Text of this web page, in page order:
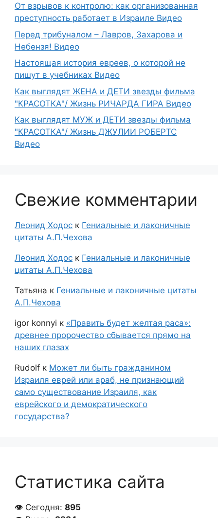
От взрывов к контролю: как организованная
преступность работает в Израиле Видео
Перед трибуналом – Лавров, Захарова и
Небензя! Видео
Настоящая история евреев, о которой не
пишут в учебниках Видео
Как выглядят ЖЕНА и ДЕТИ звезды фильма
"КРАСОТКА"/ Жизнь РИЧАРДА ГИРА Видео
Как выглядят МУЖ и ДЕТИ звезды фильма
"КРАСОТКА"/ Жизнь ДЖУЛИИ РОБЕРТС
Видео
Свежие комментарии
Леонид Ходос к Гениальные и лаконичные
цитаты А.П.Чехова
Леонид Ходос к Гениальные и лаконичные
цитаты А.П.Чехова
Татьяна к Гениальные и лаконичные цитаты
А.П.Чехова
igor konnyi к «Править будет желтая раса»:
древнее пророчество сбывается прямо на
наших глазах
Rudolf к Может ли быть гражданином
Израиля еврей или араб, не признающий
само существование Израиля, как
еврейского и демократического
государства?
Статистика сайта
👁 Сегодня: 895